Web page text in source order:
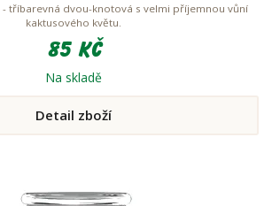
- tříbarevná dvou-knotová s velmi příjemnou vůní
kaktusového květu.
85 Kč
Na skladě
Detail zboží